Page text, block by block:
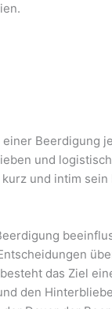
Beerdigung
und
und intim sein
das Ziel
den